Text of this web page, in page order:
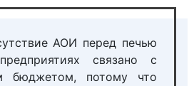
АОИ перед печью
связано с
бюджетом, потому что